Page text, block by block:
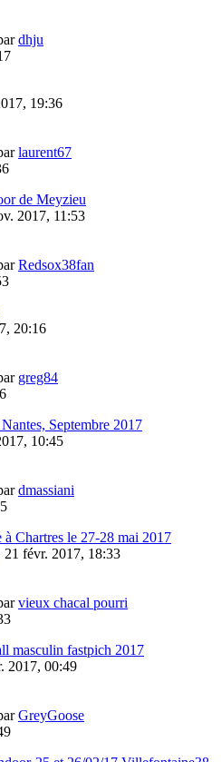
dhju
19:36
laurent67
de Meyzieu
2017, 11:53
Redsox38fan
20:16
greg84
Septembre 2017
10:45
dmassiani
Chartres le 27-28 mai 2017
21 févr. 2017, 18:33
vieux chacal pourri
masculin fastpich 2017
2017, 00:49
GreyGoose